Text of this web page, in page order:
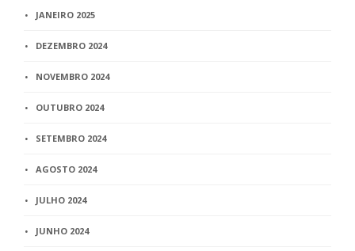
JANEIRO 2025
DEZEMBRO 2024
NOVEMBRO 2024
OUTUBRO 2024
SETEMBRO 2024
AGOSTO 2024
JULHO 2024
JUNHO 2024